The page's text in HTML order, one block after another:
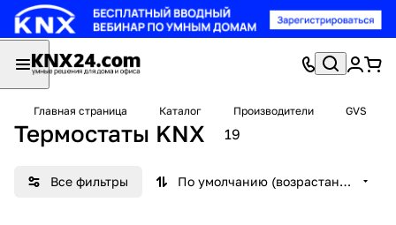
Главная страница Каталог Производители GVS
Термостаты KNX 19
Все фильтры По умолчанию (возрастание)